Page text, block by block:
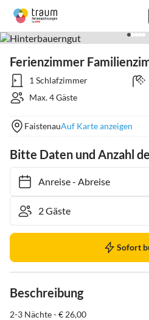
Ferienzimmer
1 Schlafzimmer
Max. 4 Gäste
FaistenauAuf Karte anzeigen
Bitte Daten und Anzahl
Anreise- Abreise
Sofort
Beschreibung
2-3 Nächte - € 26,00